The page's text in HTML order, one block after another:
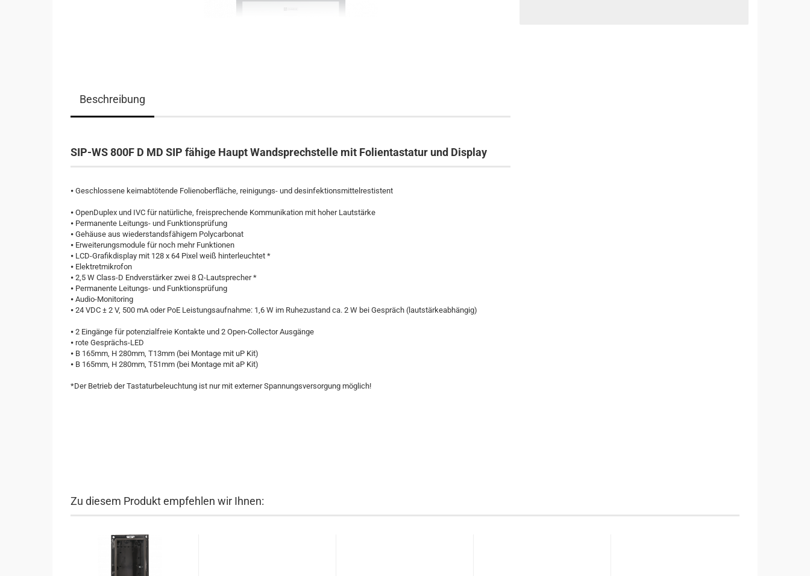
Beschreibung
SIP-WS 800F D MD SIP fähige Haupt Wandsprechstelle mit Folientastatur und Display
⦁ Geschlossene keimabtötende Folienoberfläche, reinigungs- und desinfektionsmittelrestistent
⦁ OpenDuplex und IVC für natürliche, freisprechende Kommunikation mit hoher Lautstärke
⦁ Permanente Leitungs- und Funktionsprüfung
⦁ Gehäuse aus wiederstandsfähigem Polycarbonat
⦁ Erweiterungsmodule für noch mehr Funktionen
⦁ LCD-Grafikdisplay mit 128 x 64 Pixel weiß hinterleuchtet *
⦁ Elektretmikrofon
⦁ 2,5 W Class-D Endverstärker zwei 8 Ω-Lautsprecher *
⦁ Permanente Leitungs- und Funktionsprüfung
⦁ Audio-Monitoring
⦁ 24 VDC ± 2 V, 500 mA oder PoE Leistungsaufnahme: 1,6 W im Ruhezustand ca. 2 W bei Gespräch (lautstärkeabhängig)
⦁ 2 Eingänge für potenzialfreie Kontakte und 2 Open-Collector Ausgänge
⦁ rote Gesprächs-LED
⦁ B 165mm, H 280mm, T13mm (bei Montage mit uP Kit)
⦁ B 165mm, H 280mm, T51mm (bei Montage mit aP Kit)
*Der Betrieb der Tastaturbeleuchtung ist nur mit externer Spannungsversorgung möglich!
Zu diesem Produkt empfehlen wir Ihnen: